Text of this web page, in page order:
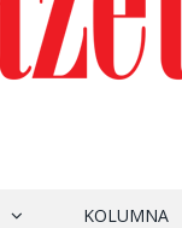
KOLUMNA